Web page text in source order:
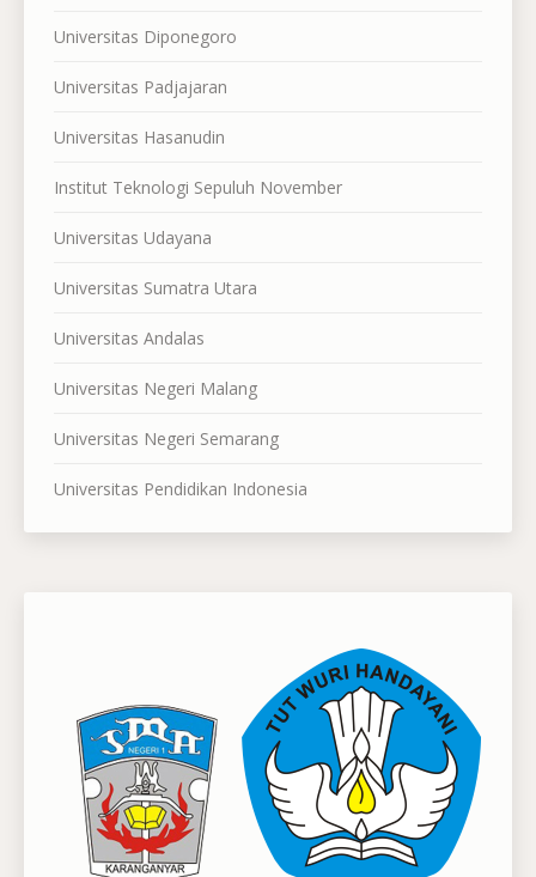
Universitas Diponegoro
Universitas Padjajaran
Universitas Hasanudin
Institut Teknologi Sepuluh November
Universitas Udayana
Universitas Sumatra Utara
Universitas Andalas
Universitas Negeri Malang
Universitas Negeri Semarang
Universitas Pendidikan Indonesia